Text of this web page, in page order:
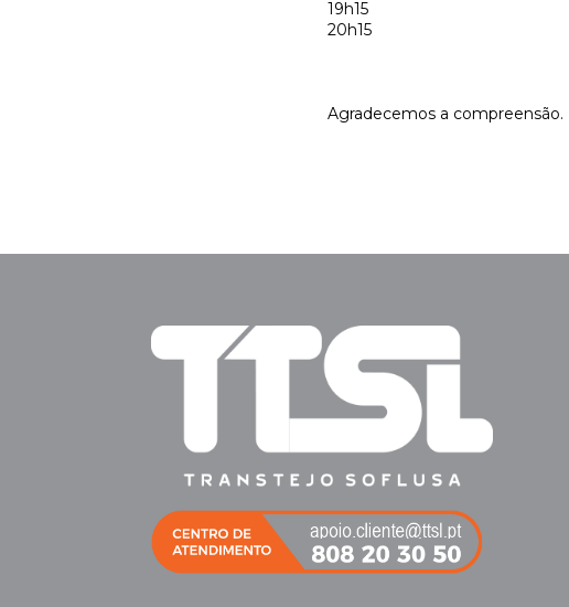
19h15
20h15
Agradecemos a compreensão.